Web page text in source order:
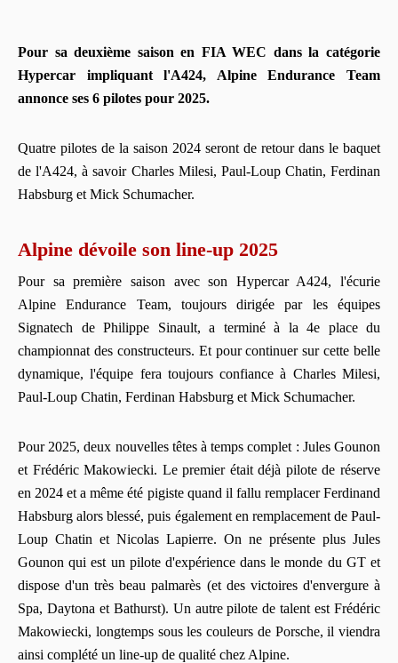
Pour sa deuxième saison en FIA WEC dans la catégorie
Hypercar impliquant l'A424, Alpine Endurance Team
annonce ses 6 pilotes pour 2025.
Quatre pilotes de la saison 2024 seront de retour dans le baquet
de l'A424, à savoir Charles Milesi, Paul-Loup Chatin, Ferdinan
Habsburg et Mick Schumacher.
Alpine dévoile son line-up 2025
Pour sa première saison avec son Hypercar A424, l'écurie
Alpine Endurance Team, toujours dirigée par les équipes
Signatech de Philippe Sinault, a terminé à la 4e place du
championnat des constructeurs. Et pour continuer sur cette belle
dynamique, l'équipe fera toujours confiance à Charles Milesi,
Paul-Loup Chatin, Ferdinan Habsburg et Mick Schumacher.
Pour 2025, deux nouvelles têtes à temps complet : Jules Gounon
et Frédéric Makowiecki. Le premier était déjà pilote de réserve
en 2024 et a même été pigiste quand il fallu remplacer Ferdinand
Habsburg alors blessé, puis également en remplacement de Paul-
Loup Chatin et Nicolas Lapierre. On ne présente plus Jules
Gounon qui est un pilote d'expérience dans le monde du GT et
dispose d'un très beau palmarès (et des victoires d'envergure à
Spa, Daytona et Bathurst). Un autre pilote de talent est Frédéric
Makowiecki, longtemps sous les couleurs de Porsche, il viendra
ainsi complété un line-up de qualité chez Alpine.